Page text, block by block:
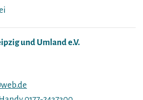
und Umland e.V.